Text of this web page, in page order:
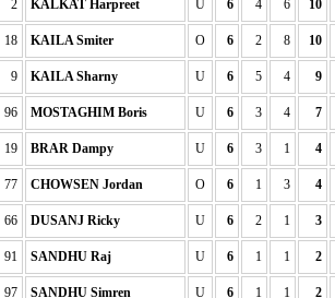
2 KALKAT Harpreet U 6 4 6 10
18 KAILA Smiter O 6 2 8 10
9 KAILA Sharny U 6 5 4 9
96 MOSTAGHIM Boris U 6 3 4 7
19 BRAR Dampy U 6 3 1 4
77 CHOWSEN Jordan O 6 1 3 4
66 DUSANJ Ricky U 6 2 1 3
91 SANDHU Raj U 6 1 1 2
97 SANDHU Simren U 6 1 1 2